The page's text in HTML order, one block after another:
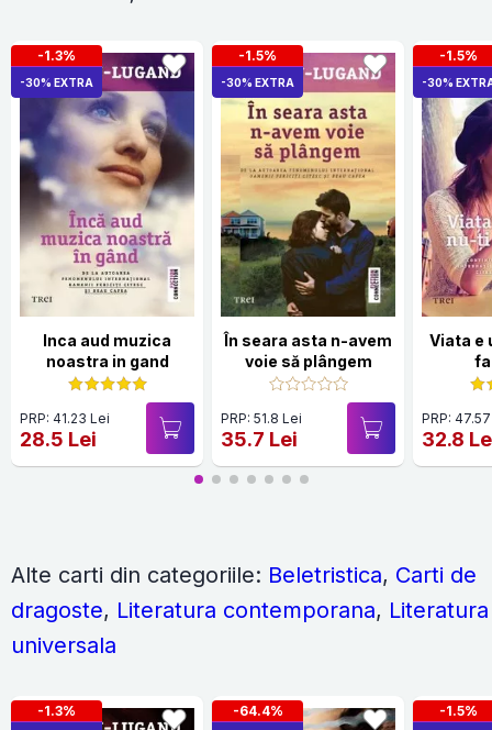
-1.3%
-30% EXTRA
Inca aud muzica
noastra in gand
PRP: 41.23 Lei
28.5 Lei
-1.5%
-30% EXTRA
În seara asta n-avem
voie să plângem
PRP: 51.8 Lei
35.7 Lei
-1.5%
-30%
Viata e
PRP:
32.8
Alte carti din categoriile: Beletristica, Carti de
dragoste, Literatura contemporana, Literatura
universala
-1.3% -64.4% -1.5%